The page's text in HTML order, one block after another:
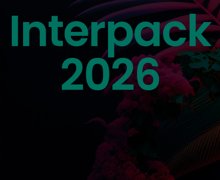
Interpack
2026